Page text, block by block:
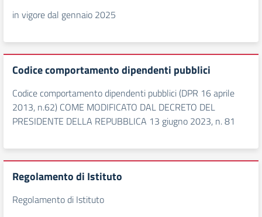
in vigore dal gennaio 2025
Codice comportamento dipendenti pubblici
Codice comportamento dipendenti pubblici (DPR 16 aprile
2013, n.62) COME MODIFICATO DAL DECRETO DEL
PRESIDENTE DELLA REPUBBLICA 13 giugno 2023, n. 81
Regolamento di Istituto
Regolamento di Istituto